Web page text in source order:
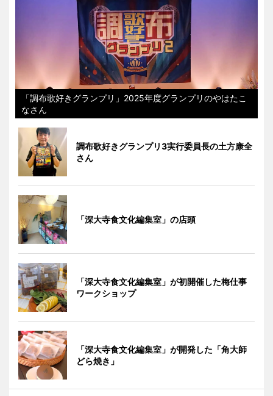
「調布歌好きグランプリ」2025年度グランプリのやはたこ
なさん
調布歌好きグランプリ3実行委員長の土方康全
さん
「深大寺食文化編集室」の店頭
「深大寺食文化編集室」が初開催した梅仕事
ワークショップ
「深大寺食文化編集室」が開発した「角大師
どら焼き」